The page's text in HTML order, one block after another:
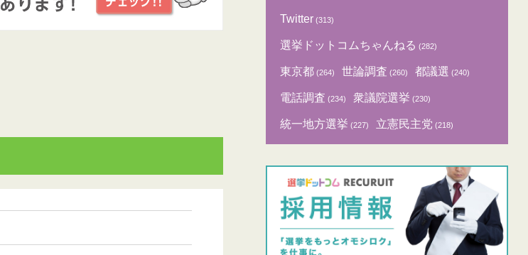
Twitter (313)
選挙ドットコムちゃんねる (282)
東京都 (264) 世論調査 (260) 都議選 (240)
電話調査 (234) 衆議院選挙 (230)
統一地方選挙 (227) 立憲民主党 (218)